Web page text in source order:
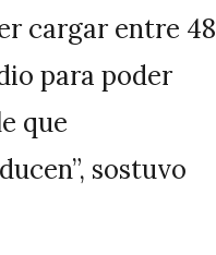
cargar entre 48
para poder
que
sostuvo